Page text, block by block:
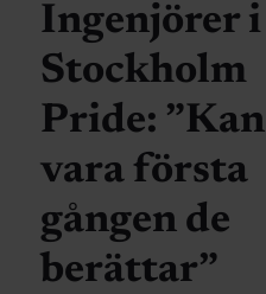
Ingenjörer i
Stockholm
Pride: ”Kan
vara första
gången de
berättar”